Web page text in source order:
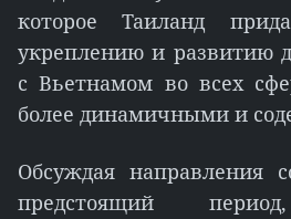
которое Таиланд
укреплению и развитию
с Вьетнамом во всех
более динамичными и
Обсуждая направления
предстоящий